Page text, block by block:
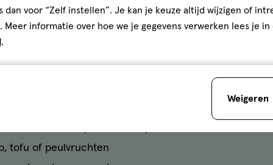
al een stuk beter dan toen je wakker werd. Om deze
met veel gezonde voedingsstoffen. Combineer
vetten. Een makkelijke en lekkere optie is
er niet toe zetten om te gaan koken? Wees dan
tapenade of pesto en een bakje snoepgroenten is ook
tofu of peulvruchten
dan voor “Zelf instellen”. Je kan je keuze altijd wijzigen of
. Meer informatie over hoe we je gegevens verwerken lees je in
.
Weigeren